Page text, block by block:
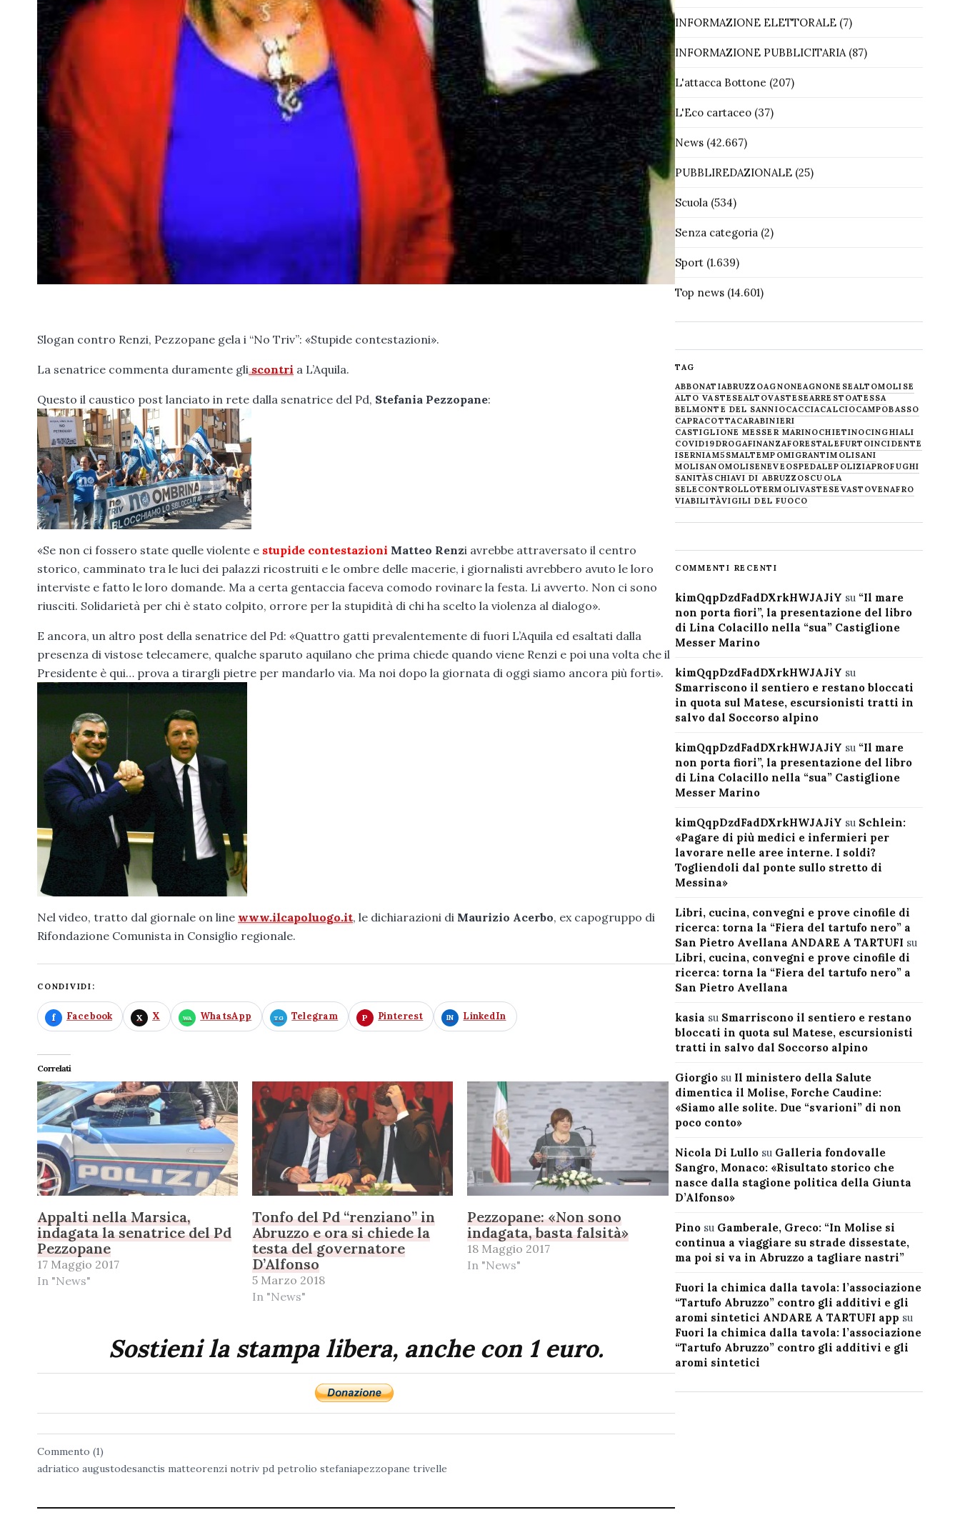
Slogan contro Renzi, Pezzopane gela i “No Triv”: «Stupide contestazioni».
La senatrice commenta duramente gliscontri a L’Aquila.
Questo il caustico post lanciato in rete dalla senatrice del Pd, Stefania Pezzopane:
«Se non ci fossero state quelle violente e stupide contestazioni Matteo Renzi avrebbe attraversato il centro
storico, camminato tra le luci dei palazzi ricostruiti e le ombre delle macerie, i giornalisti avrebbero avuto le loro
interviste e fatto le loro domande. Ma a certa gentaccia faceva comodo rovinare la festa. Li avverto. Non ci sono
riusciti. Solidarietà per chi è stato colpito, orrore per la stupidità di chi ha scelto la violenza al dialogo».
E ancora, un altro post della senatrice del Pd: «Quattro gatti prevalentemente di fuori L’Aquila ed esaltati dalla
presenza di vistose telecamere, qualche sparuto aquilano che prima chiede quando viene Renzi e poi una volta che il
Presidente è qui… prova a tirargli pietre per mandarlo via. Ma noi dopo la giornata di oggi siamo ancora più forti».
Nel video, tratto dal giornale on line www.ilcapoluogo.it, le dichiarazioni di Maurizio Acerbo, ex capogruppo di
Rifondazione Comunista in Consiglio regionale.
CONDIVIDI:
Facebook X WhatsApp Telegram Pinterest LinkedIn
Correlati
Appalti nella Marsica,
indagata la senatrice del Pd
Pezzopane
17 Maggio 2017
In "News"
Tonfo del Pd “renziano” in
Abruzzo e ora si chiede la
testa del governatore
D’Alfonso
5 Marzo 2018
In "News"
Pezzopane: «Non sono
indagata, basta falsità»
18 Maggio 2017
In "News"
Sostieni la stampa libera, anche con 1 euro.
Commento (1)
adriatico augustodesanctis matteorenzi notriv pd petrolio stefaniapezzopane trivelle
INFORMAZIONE ELETTORALE(7)
INFORMAZIONE PUBBLICITARIA(87)
L'attacca Bottone (207)
L'Eco cartaceo(37)
News(42.667)
PUBBLIREDAZIONALE(25)
Scuola(534)
Senza categoria(2)
Sport(1.639)
Top news(14.601)
TAG
ABBONATIABRUZZOAGNONEAGNONESEALTOMOLISE
ALTO VASTESEALTOVASTESEARRESTOATESSA
BELMONTE DEL SANNIOCACCIACALCIOCAMPOBASSO
CAPRACOTTACARABINIERI
CASTIGLIONE MESSER MARINOCHIETINOCINGHIALI
COVID19DROGAFINANZAFORESTALEFURTOINCIDENTE
ISERNIAM5SMALTEMPOMIGRANTIMOLISANI
MOLISANOMOLISENEVE OSPEDALEPOLIZIAPROFUGHI
SANITÀSCHIAVI DI ABRUZZOSCUOLA
SELECONTROLLOTERMOLIVASTESE VASTOVENAFRO
VIABILITÀVIGILI DEL FUOCO
COMMENTI RECENTI
kimQqpDzdFadDXrkHWJAJiY su “Il mare
non porta fiori”, la presentazione del libro
di Lina Colacillo nella “sua” Castiglione
Messer Marino
kimQqpDzdFadDXrkHWJAJiY su
Smarriscono il sentiero e restano bloccati
in quota sul Matese, escursionisti tratti in
salvo dal Soccorso alpino
kimQqpDzdFadDXrkHWJAJiY su “Il mare
non porta fiori”, la presentazione del libro
di Lina Colacillo nella “sua” Castiglione
Messer Marino
kimQqpDzdFadDXrkHWJAJiY su Schlein:
«Pagare di più medici e infermieri per
lavorare nelle aree interne. I soldi?
Togliendoli dal ponte sullo stretto di
Messina»
Libri, cucina, convegni e prove cinofile di
ricerca: torna la “Fiera del tartufo nero” a
San Pietro Avellana ANDARE A TARTUFI su
Libri, cucina, convegni e prove cinofile di
ricerca: torna la “Fiera del tartufo nero” a
San Pietro Avellana
kasia su Smarriscono il sentiero e restano
bloccati in quota sul Matese, escursionisti
tratti in salvo dal Soccorso alpino
Giorgiosu Il ministero della Salute
dimentica il Molise, Forche Caudine:
«Siamo alle solite. Due “svarioni” di non
poco conto»
Nicola Di Lullosu Galleria fondovalle
Sangro, Monaco: «Risultato storico che
nasce dalla stagione politica della Giunta
D’Alfonso»
Pinosu Gamberale, Greco: “In Molise si
continua a viaggiare su strade dissestate,
ma poi si va in Abruzzo a tagliare nastri”
Fuori la chimica dalla tavola: l’associazione
“Tartufo Abruzzo” contro gli additivi e gli
aromi sintetici ANDARE A TARTUFI app su
Fuori la chimica dalla tavola: l’associazione
“Tartufo Abruzzo” contro gli additivi e gli
aromi sintetici